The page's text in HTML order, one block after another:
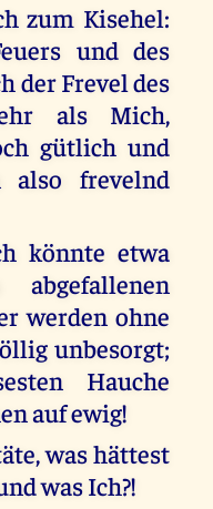
zum Kisehel:
und des
der Frevel des
als Mich,
gütlich und
frevelnd
könnte etwa
werden ohne
unbesorgt;
Hauche
auf ewig!
was hättest
was Ich?!